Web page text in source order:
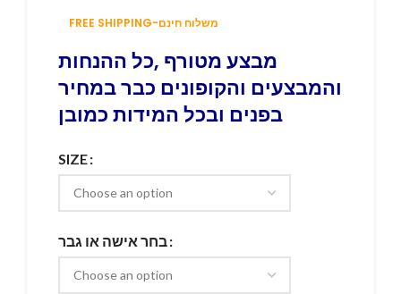
FREE SHIPPING-משלוח חינם
מבצע מטורף ,כל ההנחות
והמבצעים והקופונים כבר במחיר
בפנים ובכל המידות כמובן
SIZE
בחר אישה או גבר